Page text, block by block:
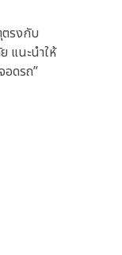
รงกับ
แนะนำให้
อดรถ”